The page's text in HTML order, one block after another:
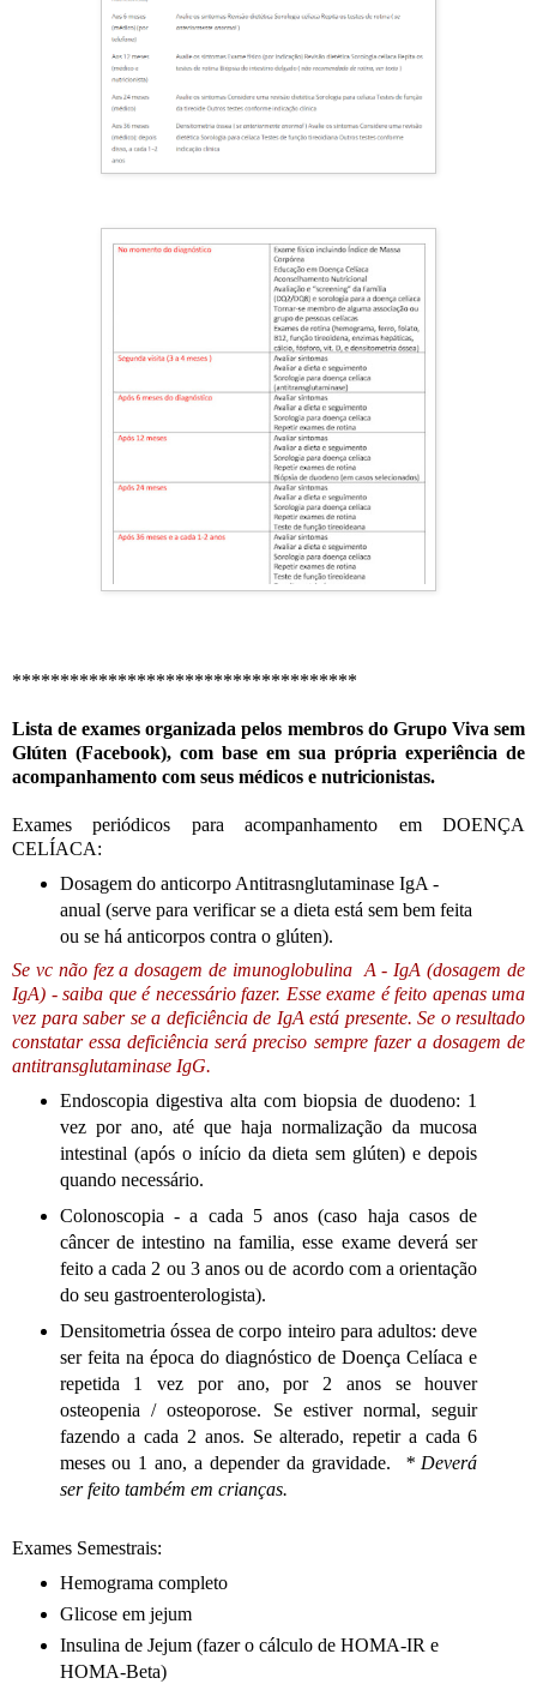
************************************
Lista de exames organizada pelos membros do Grupo Viva sem
Glúten (Facebook), com base em sua própria experiência de
acompanhamento com seus médicos e nutricionistas.
Exames periódicos para acompanhamento em DOENÇA
CELÍACA:
Dosagem do anticorpo Antitrasnglutaminase IgA -
anual (serve para verificar se a dieta está sem bem feita
ou se há anticorpos contra o glúten).
Se vc não fez a dosagem de imunoglobulina A - IgA (dosagem de
IgA) - saiba que é necessário fazer. Esse exame é feito apenas uma
vez para saber se a deficiência de IgA está presente. Se o resultado
constatar essa deficiência será preciso sempre fazer a dosagem de
antitransglutaminase IgG.
Endoscopia digestiva alta com biopsia de duodeno: 1
vez por ano, até que haja normalização da mucosa
intestinal (após o início da dieta sem glúten) e depois
quando necessário.
Colonoscopia - a cada 5 anos (caso haja casos de
câncer de intestino na familia, esse exame deverá ser
feito a cada 2 ou 3 anos ou de acordo com a orientação
do seu gastroenterologista).
Densitometria óssea de corpo inteiro para adultos: deve
ser feita na época do diagnóstico de Doença Celíaca e
repetida 1 vez por ano, por 2 anos se houver
osteopenia / osteoporose. Se estiver normal, seguir
fazendo a cada 2 anos. Se alterado, repetir a cada 6
meses ou 1 ano, a depender da gravidade. * Deverá
ser feito também em crianças.
Exames Semestrais:
Hemograma completo
Glicose em jejum
Insulina de Jejum (fazer o cálculo de HOMA-IR e
HOMA-Beta)